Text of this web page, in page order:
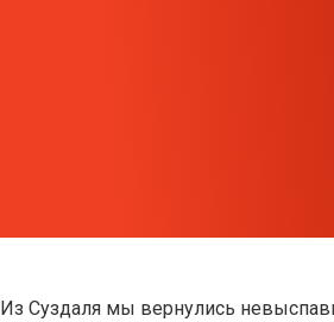
Из Суздаля мы вернулись